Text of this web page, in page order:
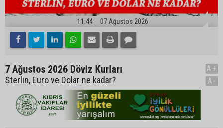
11:44 07 Ağustos 2026
7 Ağustos 2026 Döviz Kurları
Sterlin, Euro ve Dolar ne kadar?
A+
A-